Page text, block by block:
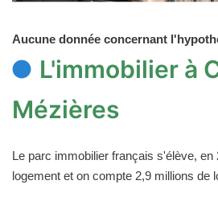
Aucune donnée concernant
L'immobilier à
Mézières
Le parc immobilier français s'élève, en
logement et on compte 2,9 millions de